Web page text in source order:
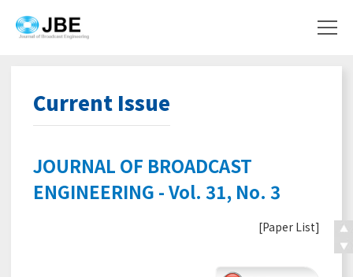
Current Issue
JOURNAL OF BROADCAST
ENGINEERING - Vol. 31, No. 3
[Paper List]